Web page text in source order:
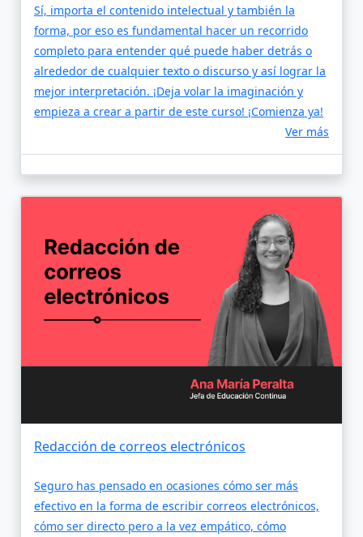
Sí, importa el contenido intelectual y también la
forma, por eso es fundamental hacer un recorrido
completo para entender qué puede haber detrás o
alrededor de cualquier texto o discurso y así lograr la
mejor interpretación. ¡Deja volar la imaginación y
empieza a crear a partir de este curso! ¡Comienza ya!
Ver más
Redacción de correos electrónicos
Seguro has pensado en ocasiones cómo ser más
efectivo en la forma de escribir correos electrónicos,
cómo ser directo pero a la vez empático, cómo